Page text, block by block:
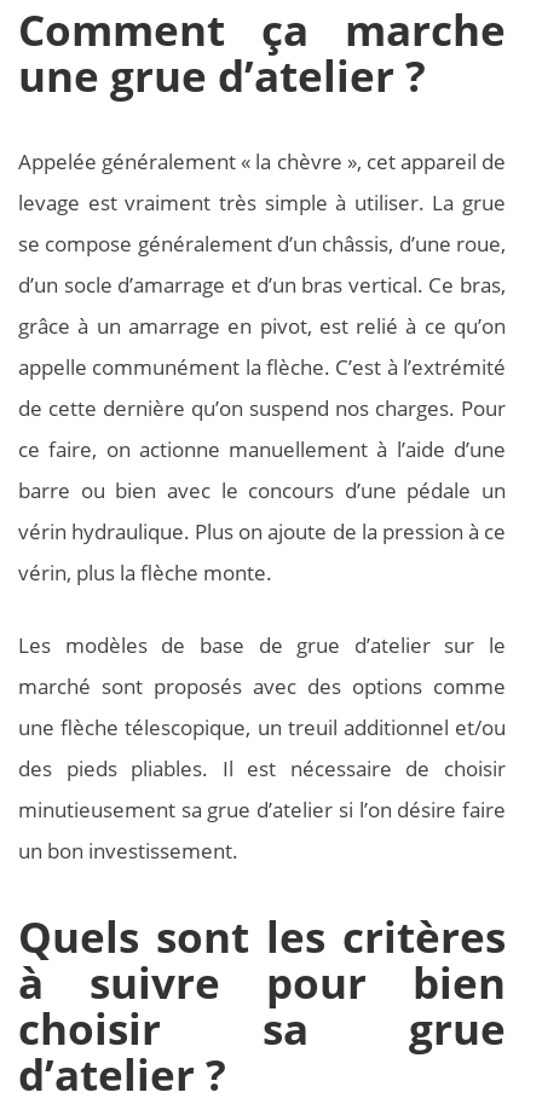
Comment ça marche
une grue d’atelier ?
Appelée généralement « la chèvre », cet appareil de
levage est vraiment très simple à utiliser. La grue
se compose généralement d’un châssis, d’une roue,
d’un socle d’amarrage et d’un bras vertical. Ce bras,
grâce à un amarrage en pivot, est relié à ce qu’on
appelle communément la flèche. C’est à l’extrémité
de cette dernière qu’on suspend nos charges. Pour
ce faire, on actionne manuellement à l’aide d’une
barre ou bien avec le concours d’une pédale un
vérin hydraulique. Plus on ajoute de la pression à ce
vérin, plus la flèche monte.
Les modèles de base de grue d’atelier sur le
marché sont proposés avec des options comme
une flèche télescopique, un treuil additionnel et/ou
des pieds pliables. Il est nécessaire de choisir
minutieusement sa grue d’atelier si l’on désire faire
un bon investissement.
Quels sont les critères
à suivre pour bien
choisir sa grue
d’atelier ?